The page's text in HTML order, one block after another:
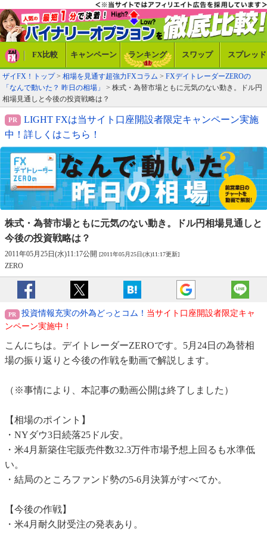
FX比較 キャンペーン ランキング スワップ スプレッド
ザイFX！トップ> 相場を見通す超強力FXコラム > FXデイトレーダーZEROの
「なんで動いた？ 昨日の相場」
> 株式・為替市場ともに元気のない動き。ドル円
相場見通しと今後の投資戦略は？
LIGHT FXは当サイト口座開設者限定キャンペーン実施
中！詳しくはこちら！
株式・為替市場ともに元気のない動き。
ドル円相場見通しと
今後の投資戦略は？
2011年05月25日(水)11:17公開 [2011年05月25日(水)11:17更新]
ZERO
投資情報充実の外為どっとコム！ 当サイト口座開設者限定キャ
ンペーン実施中！
こんにちは。デイトレーダーZEROです。5月24日の為替相
場の振り返りと今後の作戦を動画で解説します。
（※事情により、本記事の動画公開は終了しました）
【相場のポイント】
・NYダウ3日続落25ドル安。
・米4月新築住宅販売件数32.3万件市場予想上回るも水準低
い。
・結局のところファンド勢の5-6月決算がすべてか。
【今後の作戦】
・米4月耐久財受注の発表あり。